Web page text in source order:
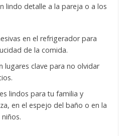
lindo detalle a la pareja o a los
en el refrigerador para
de la comida.
lugares clave para no olvidar
lindos para tu familia y
en el espejo del baño o en la